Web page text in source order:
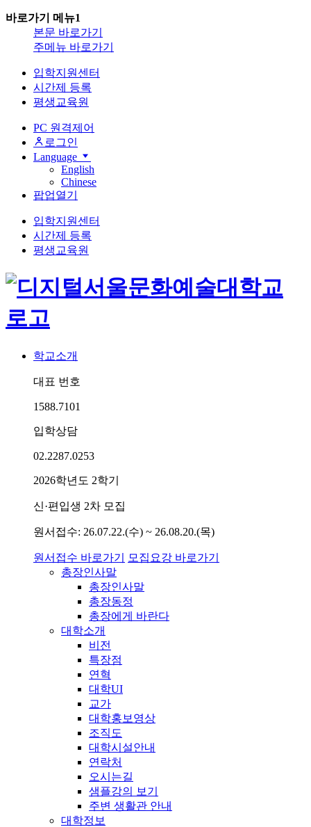
바로가기 메뉴1
본문 바로가기
주메뉴 바로가기
입학지원센터
시간제 등록
평생교육원
PC 원격제어
로그인
Language
English
Chinese
팝업열기
입학지원센터
시간제 등록
평생교육원
학교소개
대표 번호
1588.7101
입학상담
02.2287.0253
2026학년도 2학기
신·편입생 2차 모집
원서접수: 26.07.22.(수) ~ 26.08.20.(목)
원서접수 바로가기
모집요강 바로가기
총장인사말
총장인사말
총장동정
총장에게 바란다
대학소개
비전
특장점
연혁
대학UI
교가
대학홍보영상
조직도
대학시설안내
연락처
오시는길
샘플강의 보기
주변 생활관 안내
대학정보